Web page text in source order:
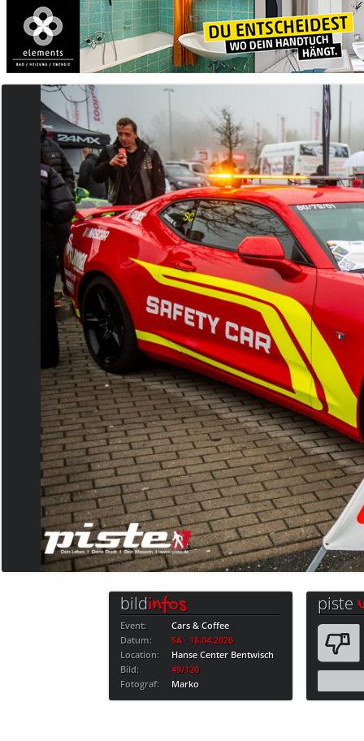
bildinfos
Event:
Cars & Coffee
Datum:
SA · 18.04.2026
Location:
Hanse Center Bentwisch
Bild:
49/120
Fotograf:
Marko
piste